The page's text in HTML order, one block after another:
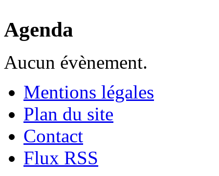
Agenda
Aucun évènement.
Mentions légales
Plan du site
Contact
Flux RSS